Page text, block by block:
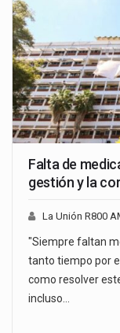
Falta de
gestión y la
La Unión R800
"Siempre faltan
tanto tiempo por
como resolver
incluso…